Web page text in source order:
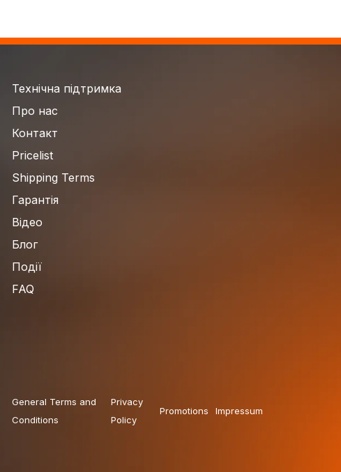
Технічна підтримка
Про нас
Контакт
Pricelist
Shipping Terms
Гарантія
Відео
Блог
Події
FAQ
General Terms and
Conditions
Privacy
Policy
Promotions Impressum